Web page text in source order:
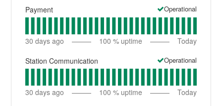
Payment Operational
30 days ago 100 % uptime Today
Station Communication Operational
30 days ago 100 % uptime Today